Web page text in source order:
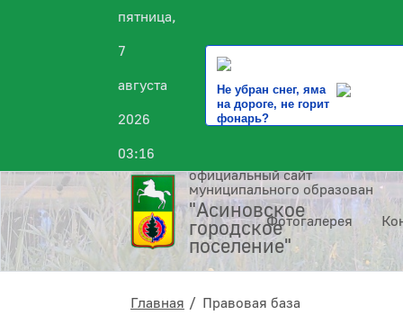
пятница,
7
августа
2026
03:16
Не убран снег, яма
на дороге, не горит
фонарь?
официальный сайт
муниципального образования
"Асиновское
городское
поселение"
Фотогалерея
Главная Правовая база